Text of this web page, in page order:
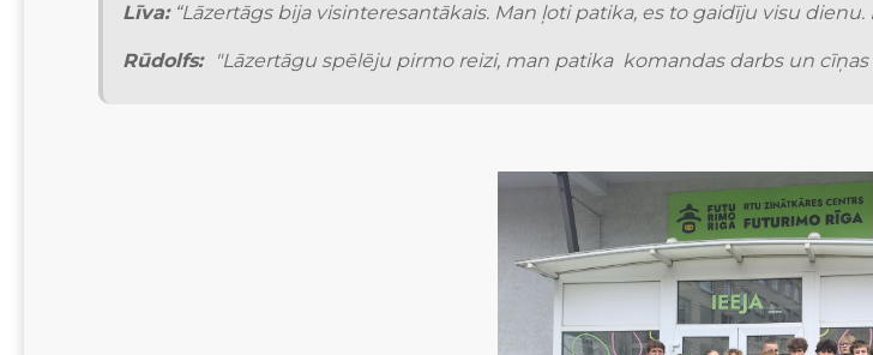
Līva: “Lāzertāgs bija visinteresantākais. Man ļoti patika, es to gaidīju visu
Rūdolfs: "Lāzertāgu spēlēju pirmo reizi, man patika  komandas darbs un cīņas